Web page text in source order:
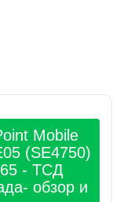
Mobile
(SE4750)
- ТСД
обзор и